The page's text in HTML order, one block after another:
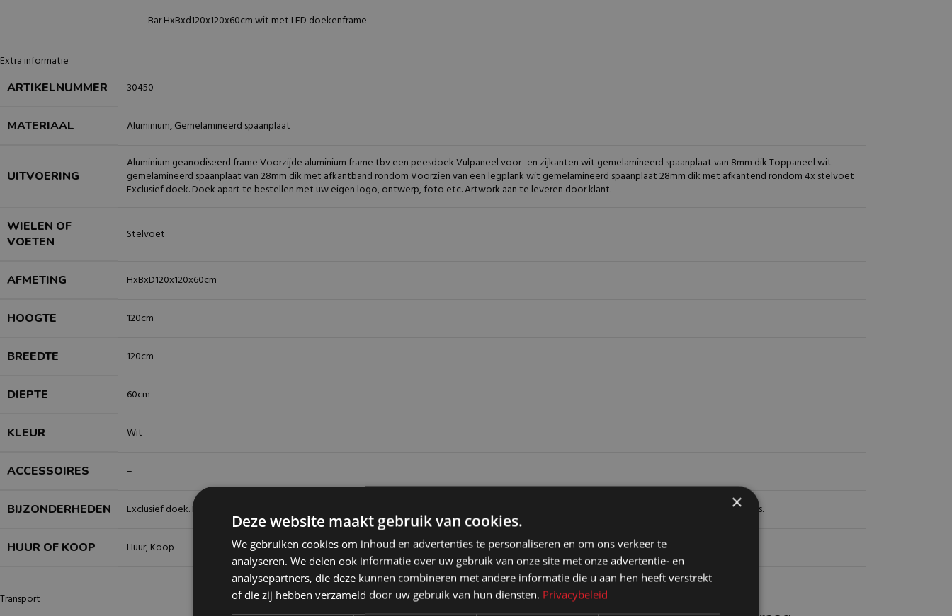
Bar HxBxd120x120x60cm wit met LED doekenframe
Extra informatie
ARTIKELNUMMER 30450
MATERIAAL Aluminium,Gemelamineerd spaanplaat
UITVOERING
Aluminium geanodiseerd frame Voorzijde aluminium frame tbv een peesdoek Vulpaneel voor- en zijkanten wit gemelamineerd spaanplaat van 8mm dik Toppaneel wit
gemelamineerd spaanplaat van 28mm dik met afkantband rondom Voorzien van een legplank wit gemelamineerd spaanplaat 28mm dik met afkantend rondom 4x stelvoet
Exclusief doek. Doek apart te bestellen met uw eigen logo, ontwerp, foto etc. Artwork aan te leveren door klant.
WIELEN OF
VOETEN
Stelvoet
AFMETING HxBxD120x120x60cm
HOOGTE 120cm
BREEDTE 120cm
DIEPTE 60cm
KLEUR Wit
ACCESSOIRES –
BIJZONDERHEDEN Exclusief doek. Doek apart te bestellen met uw eigen logo, ontwerp, foto etc. Artwork aan te leveren door klant. Vraag naar de aanleverspecificaties.
HUUR OF KOOP Huur,Koop
Transport
×
Deze website maakt gebruik van cookies.
We gebruiken cookies om inhoud en advertenties te personaliseren en om ons verkeer te
analyseren. We delen ook informatie over uw gebruik van onze site met onze advertentie- en
analysepartners, die deze kunnen combineren met andere informatie die u aan hen heeft verstrekt
of die zij hebben verzameld door uw gebruik van hun diensten. Privacybeleid